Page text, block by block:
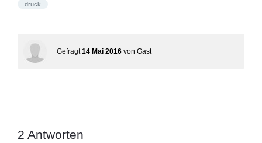
druck
Gefragt 14 Mai 2016 von Gast
2 Antworten